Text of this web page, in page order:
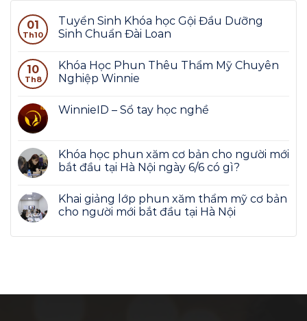
01
Th10
Tuyển Sinh Khóa học Gội Đầu Dưỡng
Sinh Chuẩn Đài Loan
10
Th8
Khóa Học Phun Thêu Thẩm Mỹ Chuyên
Nghiệp Winnie
WinnieID – Sổ tay học nghề
Khóa học phun xăm cơ bản cho người mới
bắt đầu tại Hà Nội ngày 6/6 có gì?
Khai giảng lớp phun xăm thẩm mỹ cơ bản
cho người mới bắt đầu tại Hà Nội